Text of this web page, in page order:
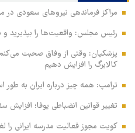
مراکز فرماندهی نیروهای سعودی در
رئیس مجلس: واقعیت‌ها را بپذیرید
پزشکیان: وقتی از وفاق صحبت
کالابرگ را افزایش دهیم
ترامپ: همه چیز درباره ایران به
تغییر قوانین انضباطی یوفا؛
کویت مجوز فعالیت مدرسه ایرانی را